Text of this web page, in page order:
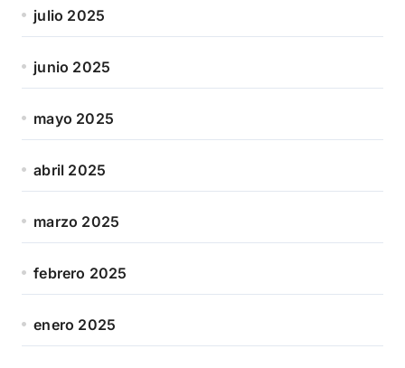
julio 2025
junio 2025
mayo 2025
abril 2025
marzo 2025
febrero 2025
enero 2025